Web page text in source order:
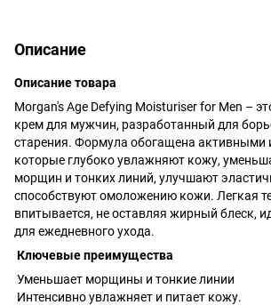
Описание
Описание товара
Morgan's Age Defying Moisturiser for Men –
крем для мужчин, разработанный для
старения. Формула обогащена активными
которые глубоко увлажняют кожу,
морщин и тонких линий, улучшают
способствуют омоложению кожи. Легкая
впитывается, не оставляя жирный блеск,
для ежедневного ухода.
Ключевые преимущества
Уменьшает морщины и тонкие линии
Интенсивно увлажняет и питает кожу.